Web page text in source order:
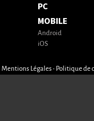
PC
MOBILE
Android
iOS
Mentions Légales • Politique de